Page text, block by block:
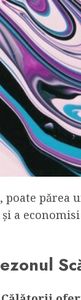
părea
și a